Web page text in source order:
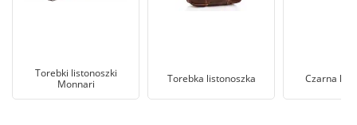
Torebki listonoszki
Monnari
Torebka listonoszka Czarna